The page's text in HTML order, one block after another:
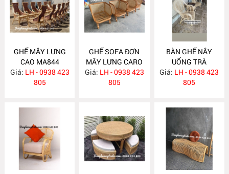
GHẾ MÂY LƯNG
CAO MA844
Giá: LH - 0938 423
805
GHẾ SOFA ĐƠN
MÂY LƯNG CARO
MA843
Giá: LH - 0938 423
805
BÀN GHẾ NÂY
UỐNG TRÀ
PHÒNG NGỦ
MA838
Giá: LH - 0938 423
805